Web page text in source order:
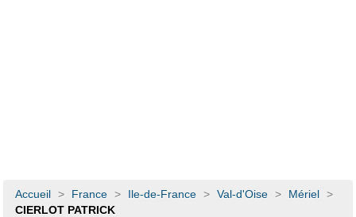
Accueil > France > Ile-de-France > Val-d'Oise > Mériel >
CIERLOT PATRICK